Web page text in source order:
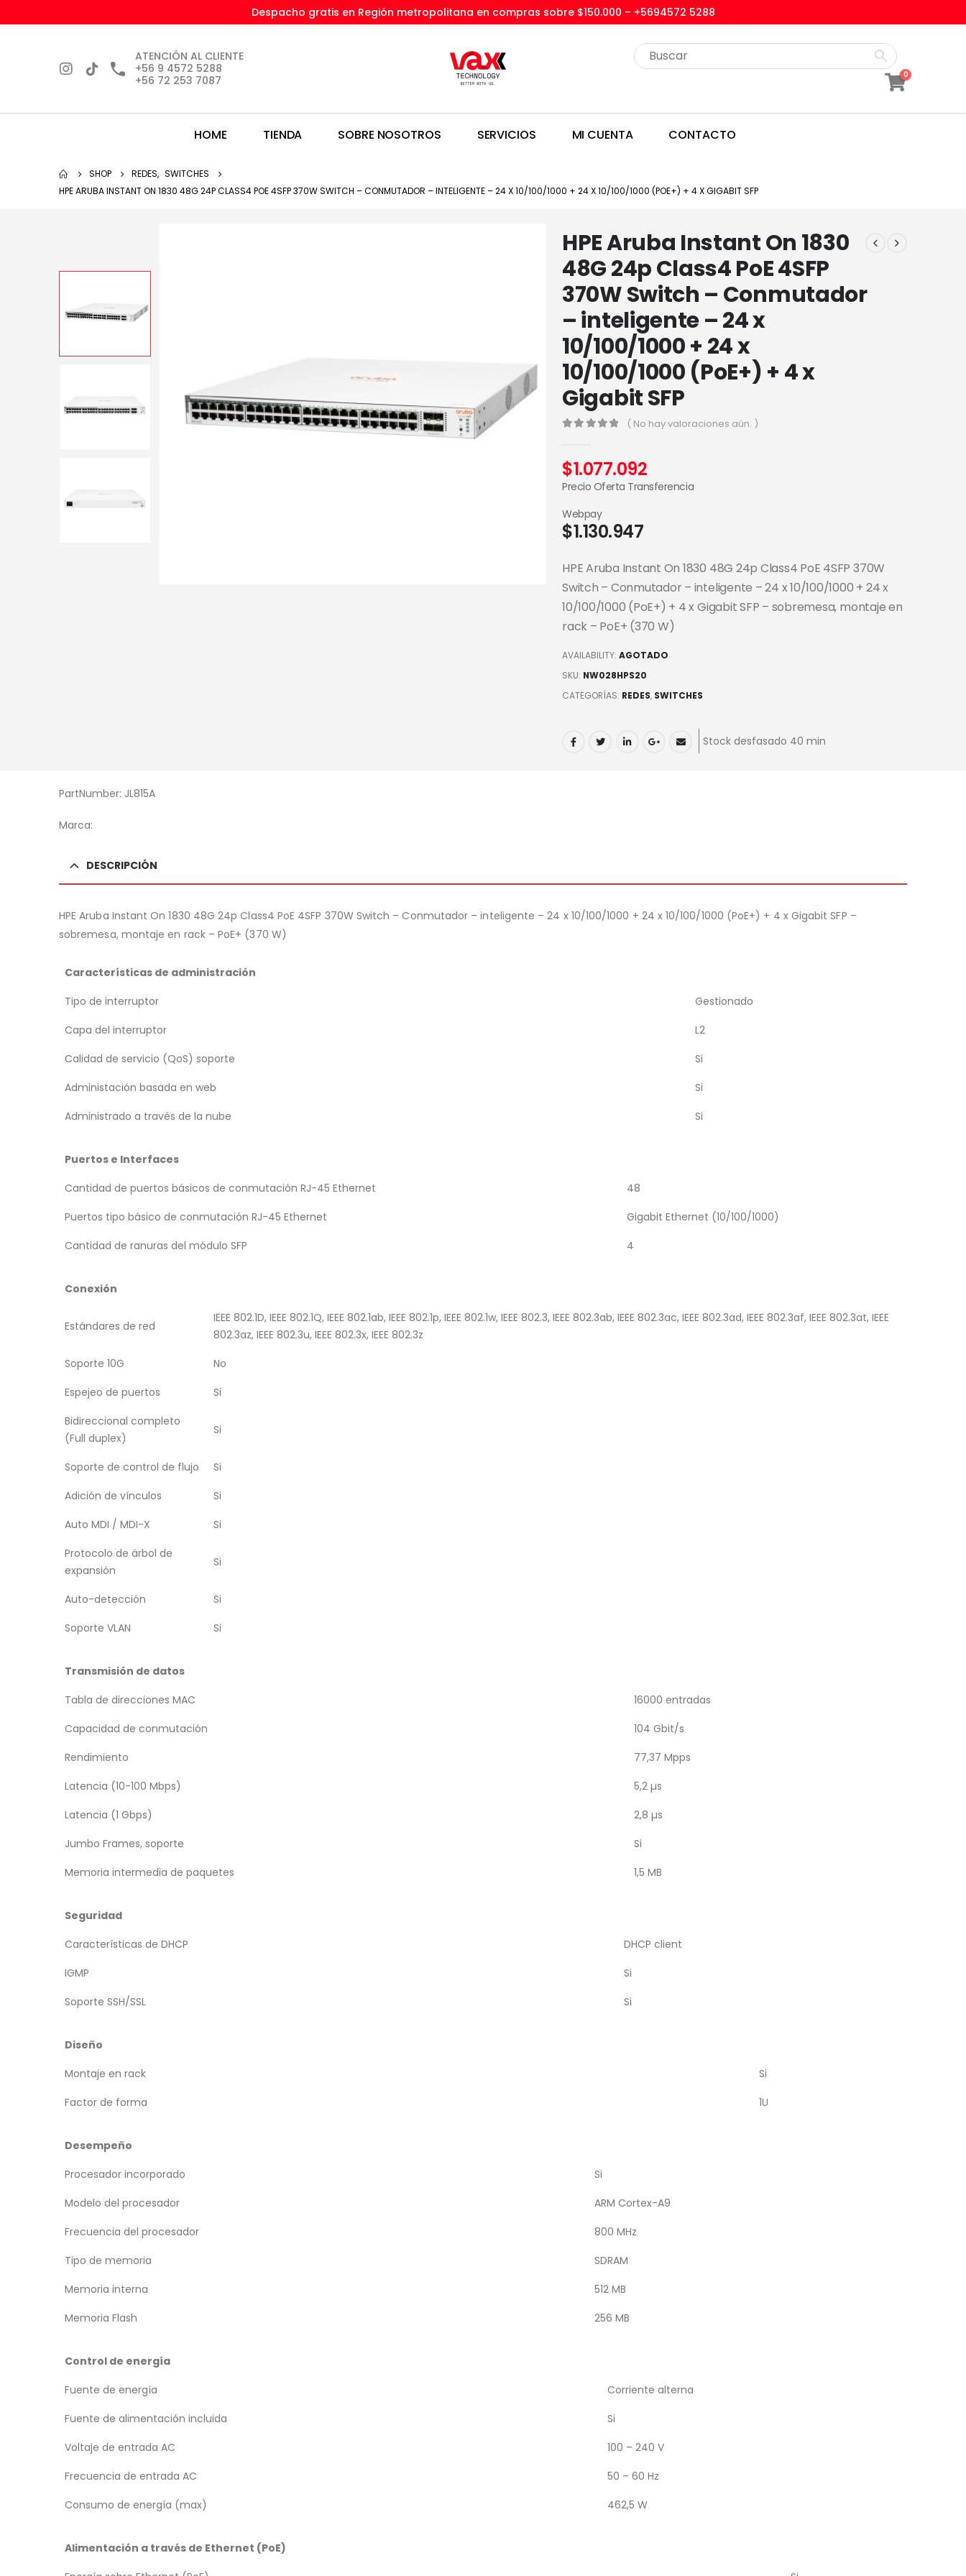
Despacho gratis en Región metropolitana en compras sobre $150.000 – +5694572 5288
ATENCIÓN AL CLIENTE
+56 9 4572 5288
+56 72 253 7087
0
HOME TIENDA SOBRE NOSOTROS SERVICIOS MI CUENTA CONTACTO
SHOP REDES, SWITCHES
HPE ARUBA INSTANT ON 1830 48G 24P CLASS4 POE 4SFP 370W SWITCH – CONMUTADOR – INTELIGENTE – 24 X 10/100/1000 + 24 X 10/100/1000 (POE+) + 4 X GIGABIT SFP
HPE Aruba Instant On 1830
48G 24p Class4 PoE 4SFP
370W Switch – Conmutador
– inteligente – 24 x
10/100/1000 + 24 x
10/100/1000 (PoE+) + 4 x
Gigabit SFP
( No hay valoraciones aún. )
$1.077.092
Precio Oferta Transferencia
$1.130.947
Webpay
HPE Aruba Instant On 1830 48G 24p Class4 PoE 4SFP 370W
Switch – Conmutador – inteligente – 24 x 10/100/1000 + 24 x
10/100/1000 (PoE+) + 4 x Gigabit SFP – sobremesa, montaje en
rack – PoE+ (370 W)
AVAILABILITY: AGOTADO
SKU: NW028HPS20
CATEGORÍAS: REDES, SWITCHES
Stock desfasado 40 min
PartNumber: JL815A
Marca:
DESCRIPCIÓN
HPE Aruba Instant On 1830 48G 24p Class4 PoE 4SFP 370W Switch – Conmutador – inteligente – 24 x 10/100/1000 + 24 x 10/100/1000 (PoE+) + 4 x Gigabit SFP –
sobremesa, montaje en rack – PoE+ (370 W)
Características de administración
Tipo de interruptor
Gestionado
Capa del interruptor
L2
Calidad de servicio (QoS) soporte
Si
Administación basada en web
Si
Administrado a través de la nube
Si
Puertos e Interfaces
Cantidad de puertos básicos de conmutación RJ-45 Ethernet
48
Puertos tipo básico de conmutación RJ-45 Ethernet
Gigabit Ethernet (10/100/1000)
Cantidad de ranuras del módulo SFP
4
Conexión
Estándares de red
IEEE 802.1D, IEEE 802.1Q, IEEE 802.1ab, IEEE 802.1p, IEEE 802.1w, IEEE 802.3, IEEE 802.3ab, IEEE 802.3ac, IEEE 802.3ad, IEEE 802.3af, IEEE 802.3at, IEEE
802.3az, IEEE 802.3u, IEEE 802.3x, IEEE 802.3z
Soporte 10G
No
Espejeo de puertos
Si
Bidireccional completo
(Full duplex)
Si
Soporte de control de flujo
Si
Adición de vínculos
Si
Auto MDI / MDI-X
Si
Protocolo de árbol de
expansión
Si
Auto-detección
Si
Soporte VLAN
Si
Transmisión de datos
Tabla de direcciones MAC
16000 entradas
Capacidad de conmutación
104 Gbit/s
Rendimiento
77,37 Mpps
Latencia (10-100 Mbps)
5,2 µs
Latencia (1 Gbps)
2,8 µs
Jumbo Frames, soporte
Si
Memoria intermedia de paquetes
1,5 MB
Seguridad
Características de DHCP
DHCP client
IGMP
Si
Soporte SSH/SSL
Si
Diseño
Montaje en rack
Si
Factor de forma
1U
Desempeño
Procesador incorporado
Si
Modelo del procesador
ARM Cortex-A9
Frecuencia del procesador
800 MHz
Tipo de memoria
SDRAM
Memoria interna
512 MB
Memoria Flash
256 MB
Control de energía
Fuente de energía
Corriente alterna
Fuente de alimentación incluida
Si
Voltaje de entrada AC
100 – 240 V
Frecuencia de entrada AC
50 – 60 Hz
Consumo de energía (max)
462,5 W
Alimentación a través de Ethernet (PoE)